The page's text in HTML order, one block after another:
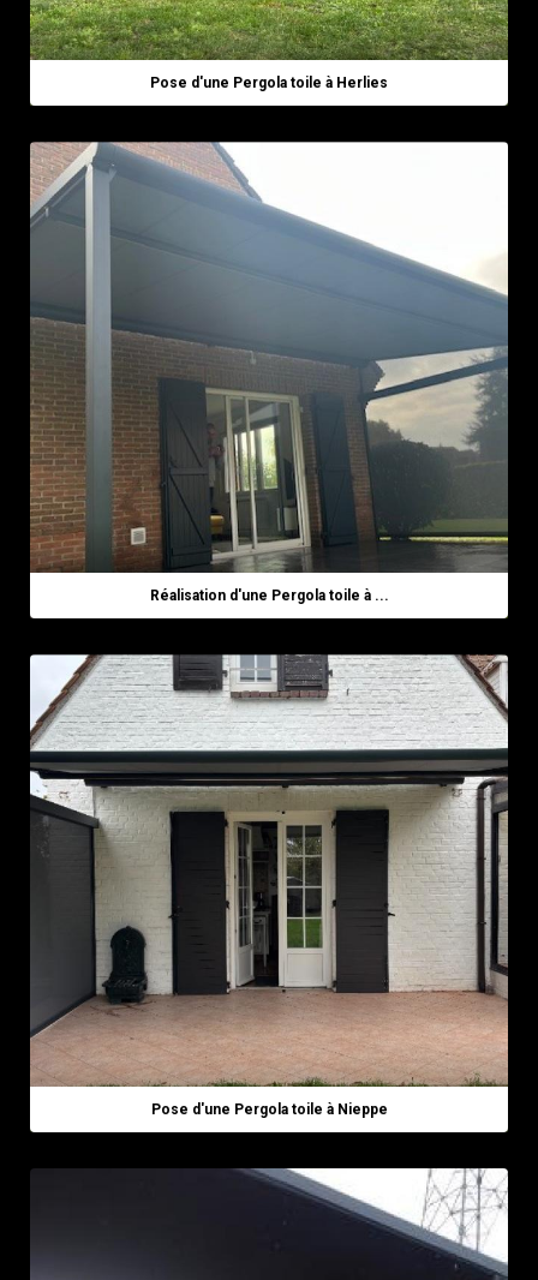
Pose d'une Pergola toile à Herlies
Réalisation d'une Pergola toile à ...
Pose d'une Pergola toile à Nieppe